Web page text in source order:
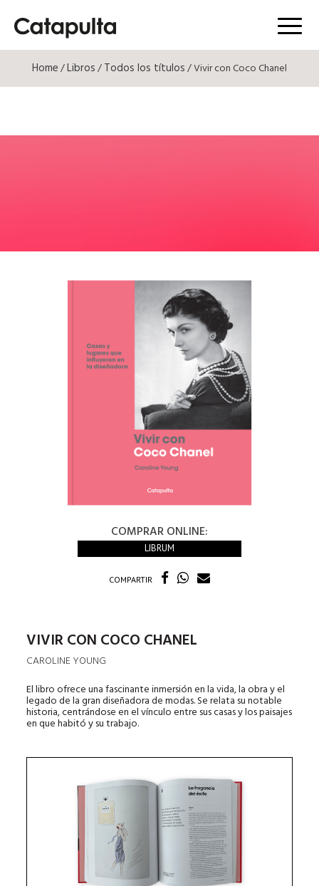
Menú
Home/Libros/Todos los títulos/ Vivir con Coco Chanel
COMPRAR ONLINE:
LIBRUM
COMPARTIR
VIVIR CON COCO CHANEL
CAROLINE YOUNG
El libro ofrece una fascinante inmersión en la vida, la obra y el
legado de la gran diseñadora de modas. Se relata su notable
historia, centrándose en el vínculo entre sus casas y los paisajes
en que habitó y su trabajo.